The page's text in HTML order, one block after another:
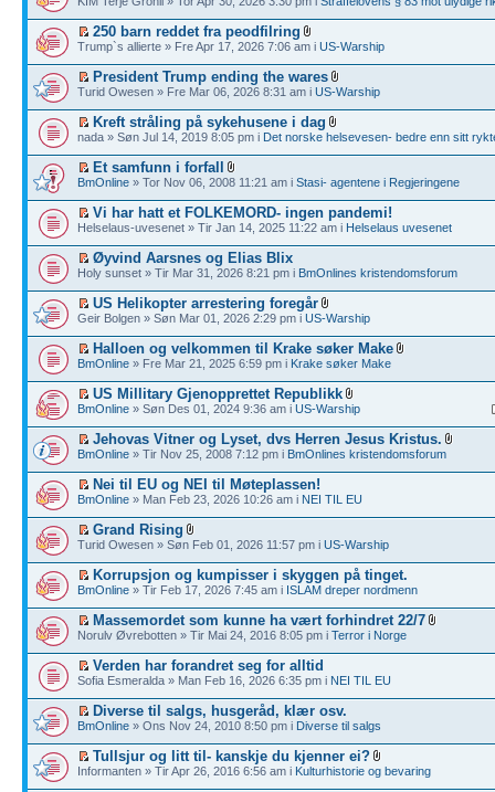
250 barn reddet fra peodfilring
Trump`s allierte » Fre Apr 17, 2026 7:06 am i US-Warship
President Trump ending the wares
Turid Owesen » Fre Mar 06, 2026 8:31 am i US-Warship
Kreft stråling på sykehusene i dag
nada » Søn Jul 14, 2019 8:05 pm i Det norske helsevesen- bedre enn sitt
Et samfunn i forfall
BmOnline » Tor Nov 06, 2008 11:21 am i Stasi- agentene i Regjeringene
Vi har hatt et FOLKEMORD- ingen pandemi!
Helselaus-uvesenet » Tir Jan 14, 2025 11:22 am i Helselaus uvesenet
Øyvind Aarsnes og Elias Blix
Holy sunset » Tir Mar 31, 2026 8:21 pm i BmOnlines kristendomsforum
US Helikopter arrestering foregår
Geir Bolgen » Søn Mar 01, 2026 2:29 pm i US-Warship
Halloen og velkommen til Krake søker Make
BmOnline » Fre Mar 21, 2025 6:59 pm i Krake søker Make
US Millitary Gjenopprettet Republikk
BmOnline » Søn Des 01, 2024 9:36 am i US-Warship
Jehovas Vitner og Lyset, dvs Herren Jesus Kristus.
BmOnline » Tir Nov 25, 2008 7:12 pm i BmOnlines kristendomsforum
Nei til EU og NEI til Møteplassen!
BmOnline » Man Feb 23, 2026 10:26 am i NEI TIL EU
Grand Rising
Turid Owesen » Søn Feb 01, 2026 11:57 pm i US-Warship
Korrupsjon og kumpisser i skyggen på tinget.
BmOnline » Tir Feb 17, 2026 7:45 am i ISLAM dreper nordmenn
Massemordet som kunne ha vært forhindret 22/7
Norulv Øvrebotten » Tir Mai 24, 2016 8:05 pm i Terror i Norge
Verden har forandret seg for alltid
Sofia Esmeralda » Man Feb 16, 2026 6:35 pm i NEI TIL EU
Diverse til salgs, husgeråd, klær osv.
BmOnline » Ons Nov 24, 2010 8:50 pm i Diverse til salgs
Tullsjur og litt til- kanskje du kjenner ei?
Informanten » Tir Apr 26, 2016 6:56 am i Kulturhistorie og bevaring